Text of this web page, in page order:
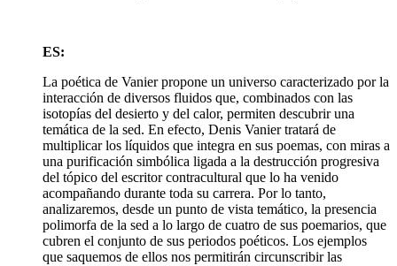
ES:
La poética de Vanier propone un universo caracterizado por la
interacción de diversos fluidos que, combinados con las
isotopías del desierto y del calor, permiten descubrir una
temática de la sed. En efecto, Denis Vanier tratará de
multiplicar los líquidos que integra en sus poemas, con miras a
una purificación simbólica ligada a la destrucción progresiva
del tópico del escritor contracultural que lo ha venido
acompañando durante toda su carrera. Por lo tanto,
analizaremos, desde un punto de vista temático, la presencia
polimorfa de la sed a lo largo de cuatro de sus poemarios, que
cubren el conjunto de sus periodos poéticos. Los ejemplos
que saquemos de ellos nos permitirán circunscribir las